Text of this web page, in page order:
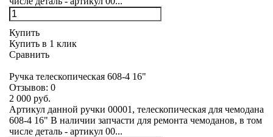
Купить
Купить в 1 клик
Сравнить
Ручка телескопическая 608-4 16"
Отзывов: 0
2 000 руб.
Артикул данной ручки 00001, телескопическая для чемодана
608-4 16" В наличии запчасти для ремонта чемоданов, в том
числе деталь - артикул 00...